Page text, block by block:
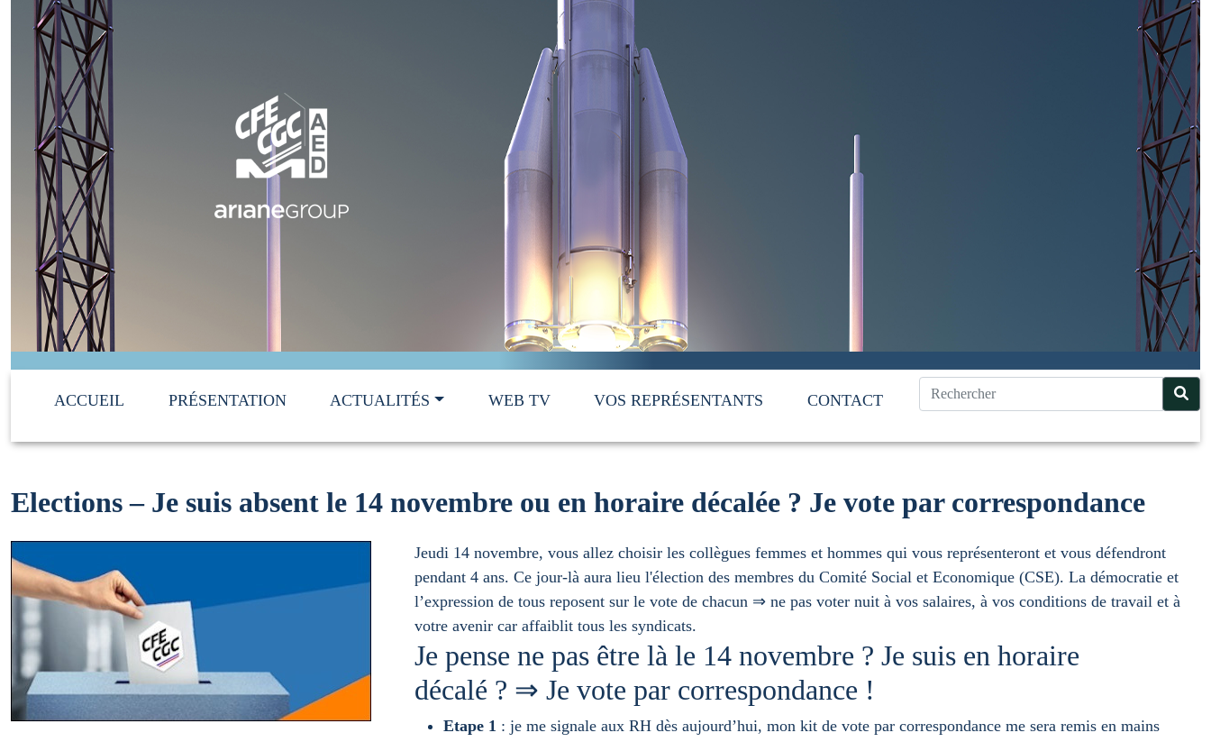
ACCUEIL PRÉSENTATION ACTUALITÉS WEB TV VOS REPRÉSENTANTS CONTACT
Elections – Je suis absent le 14 novembre ou en horaire décalée ? Je vote par correspondance
Jeudi 14 novembre, vous allez choisir les collègues femmes et hommes qui vous représenteront et vous défendront
pendant 4 ans. Ce jour-là aura lieu l'élection des membres du Comité Social et Economique (CSE). La démocratie et
l’expression de tous reposent sur le vote de chacun ⇒ ne pas voter nuit à vos salaires, à vos conditions de travail et à
votre avenir car affaiblit tous les syndicats.
Je pense ne pas être là le 14 novembre ? Je suis en horaire
décalé ? ⇒ Je vote par correspondance !
Etape 1 : je me signale aux RH dès aujourd’hui, mon kit de vote par correspondance me sera remis en mains